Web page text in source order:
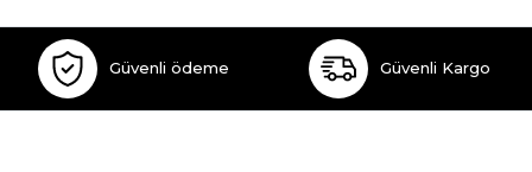
Güvenli ödeme Güvenli Kargo